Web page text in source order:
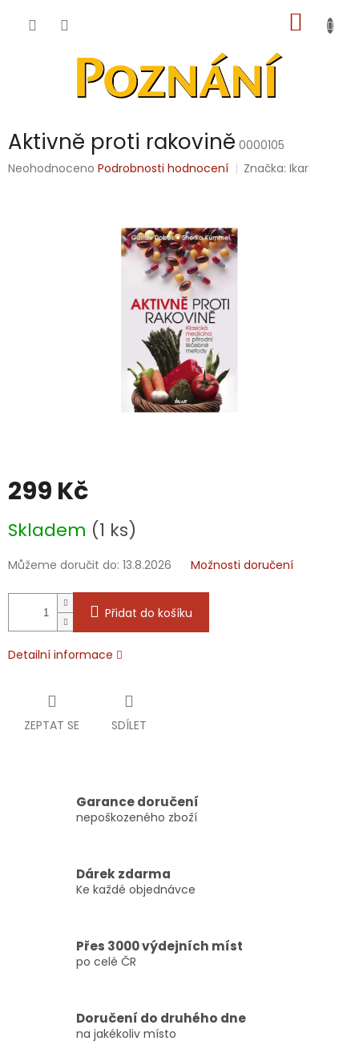
KOŠÍK
Aktivně proti rakovině 0000105
Průměrné
Neohodnoceno Podrobnosti hodnocení Značka:Ikar
299 Kč
cena:
Skladem (1 ks)
Můžeme doručit do: 13.8.2026 Možnosti doručení
Přidat do košíku
Detailní informace
ZEPTAT SE SDÍLET
Garance doručení
nepoškozeného zboží
Dárek zdarma
Ke každé objednávce
Přes 3000 výdejních míst
po celé ČR
Doručení do druhého dne
na jakékoliv místo